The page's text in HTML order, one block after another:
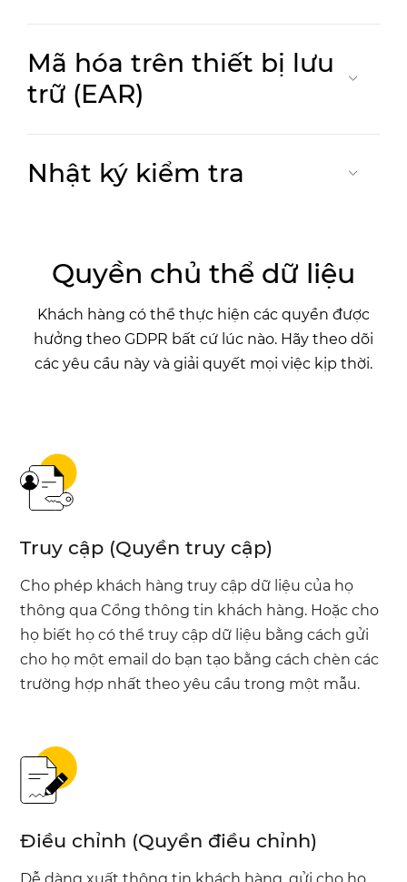
Mã hóa trên thiết bị lưu
trữ (EAR)
Nhật ký kiểm tra
Quyền chủ thể dữ liệu
Khách hàng có thể thực hiện các quyền được
hưởng theo GDPR bất cứ lúc nào. Hãy theo dõi
các yêu cầu này và giải quyết mọi việc kịp thời.
Truy cập (Quyền truy cập)
Cho phép khách hàng truy cập dữ liệu của họ
thông qua Cổng thông tin khách hàng. Hoặc cho
họ biết họ có thể truy cập dữ liệu bằng cách gửi
cho họ một email do bạn tạo bằng cách chèn các
trường hợp nhất theo yêu cầu trong một mẫu.
Điều chỉnh (Quyền điều chỉnh)